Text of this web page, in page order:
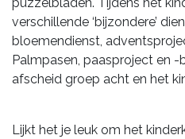
verschillende ‘bijzondere’
bloemendienst,
Palmpasen, paasproject en -
afscheid groep acht en het
Lijkt het je leuk om het